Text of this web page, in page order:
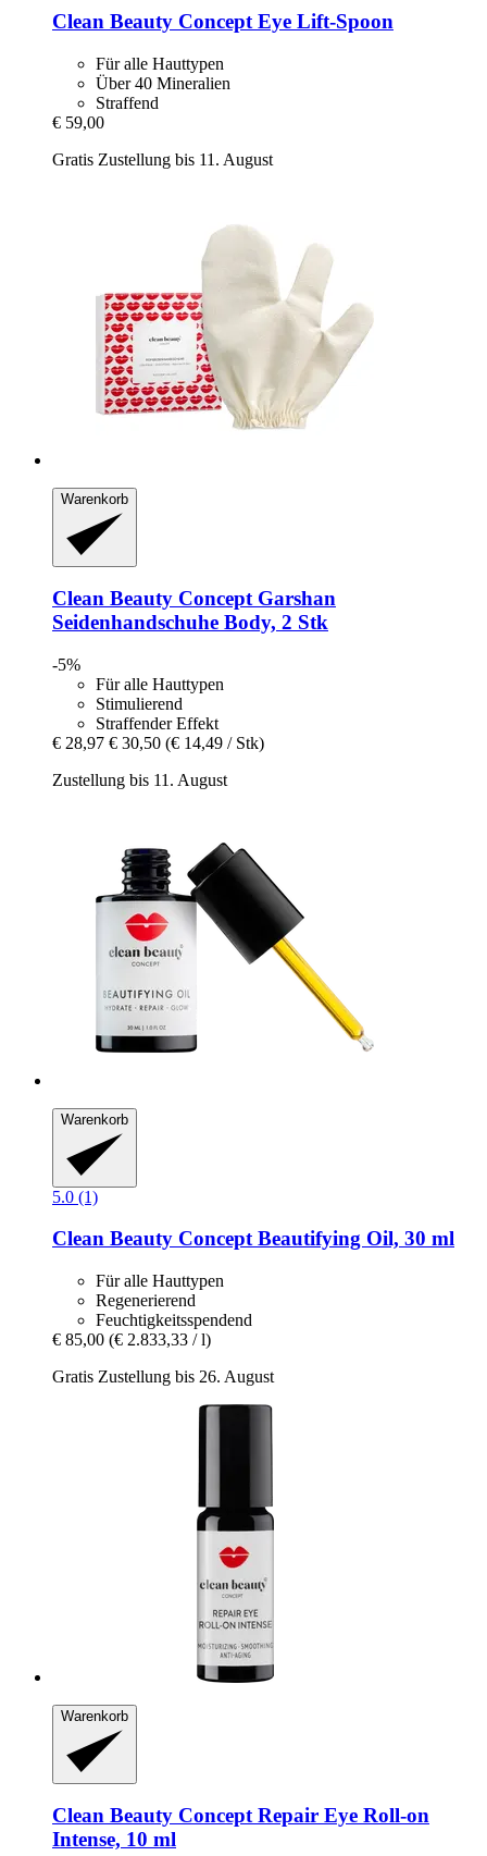
Clean Beauty ConceptEye Lift-​Spoon
Für alle Hauttypen
Über 40 Mineralien
Straffend
€ 59,00
Gratis Zustellung bis 11. August
Warenkorb
Clean Beauty ConceptGarshan
Seidenhandschuhe Body, 2 Stk
-5%
Für alle Hauttypen
Stimulierend
Straffender Effekt
€ 28,97 € 30,50 (€ 14,49 / Stk)
Zustellung bis 11. August
Warenkorb
5.0 (1)
Clean Beauty ConceptBeautifying Oil, 30 ml
Für alle Hauttypen
Regenerierend
Feuchtigkeitsspendend
€ 85,00 (€ 2.833,33 / l)
Gratis Zustellung bis 26. August
Warenkorb
Clean Beauty ConceptRepair Eye Roll-​on
Intense, 10 ml